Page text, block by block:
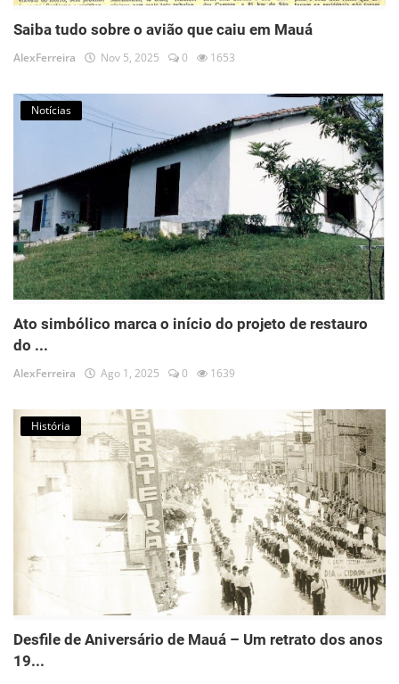
Saiba tudo sobre o avião que caiu em Mauá
AlexFerreira Nov 5, 2025 0 1653
Notícias
Ato simbólico marca o início do projeto de restauro
do ...
AlexFerreira Ago 1, 2025 0 1639
História
Desfile de Aniversário de Mauá – Um retrato dos anos
19...